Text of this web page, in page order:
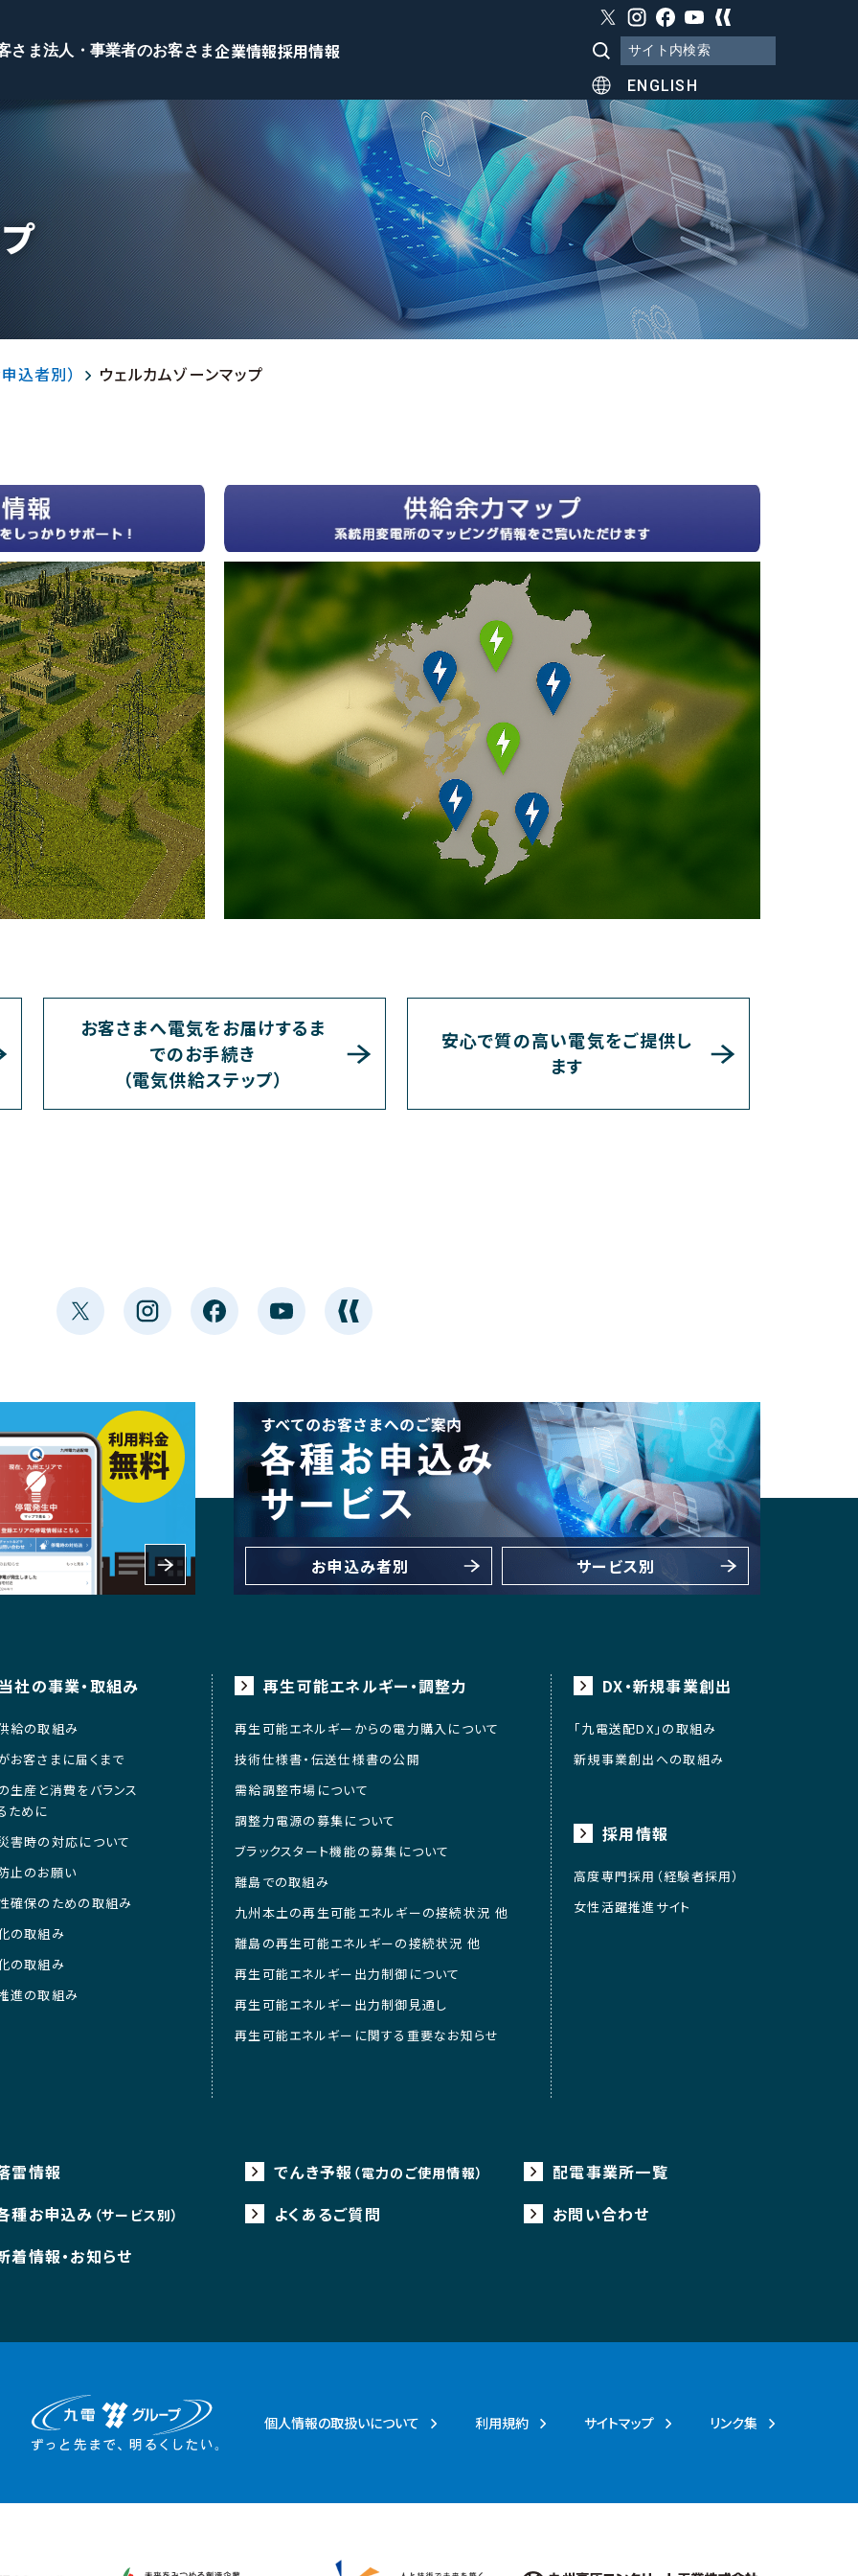
さま法人・事業者のお客さま企業情報採用情報
ENGLISH
込者別） ウェルカムゾーンマップ
お客さまへ電気をお届けするま
でのお手続き
（電気供給ステップ）
安心で質の高い電気をご提供し
ます
お申込み者別 サービス別
社の事業・取組み
給の取組み
お客さまに届くまで
生産と消費をバランス
ために
害時の対応について
止のお願い
確保のための取組み
の取組み
の取組み
進の取組み
再生可能エネルギー・調整力
再生可能エネルギーからの電力購入について
技術仕様書・伝送仕様書の公開
需給調整市場について
調整力電源の募集について
ブラックスタート機能の募集について
離島での取組み
九州本土の再生可能エネルギーの接続状況 他
離島の再生可能エネルギーの接続状況 他
再生可能エネルギー出力制御について
再生可能エネルギー出力制御見通し
再生可能エネルギーに関する重要なお知らせ
DX・新規事業創出
「九電送配DX」の取組み
新規事業創出への取組み
採用情報
高度専門採用（経験者採用）
女性活躍推進サイト
雷情報 でんき予報 （電力のご使用情報）
配電事業所一覧
種お申込み （サービス別） よくあるご質問
お問い合わせ
着情報・お知らせ
個人情報の取扱いについて 利用規約 サイトマップ リンク集